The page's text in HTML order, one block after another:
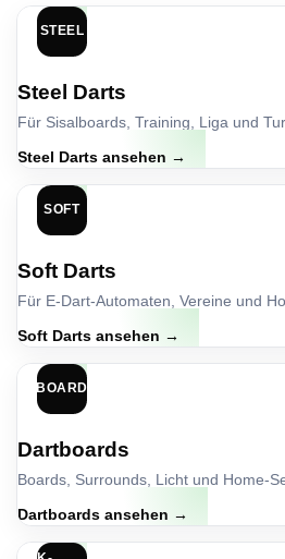
STEEL
Steel Darts
Für Sisalboards, Training, Liga und
Steel Darts ansehen →
SOFT
Soft Darts
Für E-Dart-Automaten, Vereine und
Soft Darts ansehen →
BOARD
Dartboards
Boards, Surrounds, Licht und Home-
Dartboards ansehen →